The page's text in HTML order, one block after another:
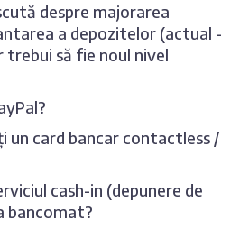
despre majorarea
a depozitelor (actual -
trebui să fie noul nivel
un card bancar contactless /
cash-in (depunere de
bancomat?